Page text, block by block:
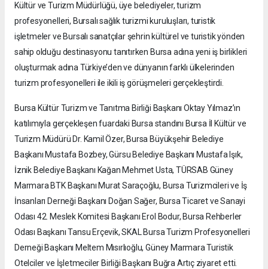
Kültür ve Turizm Müdürlüğü, üye belediyeler, turizm
profesyonelleri, Bursalı sağlık turizmi kuruluşları, turistik
işletmeler ve Bursalı sanatçılar şehrin kültürel ve turistik yönden
sahip olduğu destinasyonu tanıtırken Bursa adına yeni iş birlikleri
oluşturmak adına Türkiye’den ve dünyanın farklı ülkelerinden
turizm profesyonelleri ile ikili iş görüşmeleri gerçekleştirdi.
Bursa Kültür Turizm ve Tanıtma Birliği Başkanı Oktay Yılmaz’ın
katılımıyla gerçekleşen fuardaki Bursa standını Bursa İl Kültür ve
Turizm Müdürü Dr. Kamil Özer, Bursa Büyükşehir Belediye
Başkanı Mustafa Bozbey, Gürsu Belediye Başkanı Mustafa Işık,
İznik Belediye Başkanı Kağan Mehmet Usta, TÜRSAB Güney
Marmara BTK Başkanı Murat Saraçoğlu, Bursa Turizmcileri ve İş
İnsanları Derneği Başkanı Doğan Sağer, Bursa Ticaret ve Sanayi
Odası 42. Meslek Komitesi Başkanı Erol Bodur, Bursa Rehberler
Odası Başkanı Tansu Erçevik, SKAL Bursa Turizm Profesyonelleri
Derneği Başkanı Meltem Mısırlıoğlu, Güney Marmara Turistik
Otelciler ve İşletmeciler Birliği Başkanı Buğra Artıç ziyaret etti.